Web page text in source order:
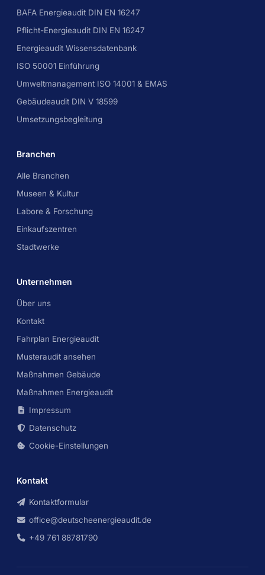
BAFA Energieaudit DIN EN 16247
Pflicht-Energieaudit DIN EN 16247
Energieaudit Wissensdatenbank
ISO 50001 Einführung
Umweltmanagement ISO 14001 & EMAS
Gebäudeaudit DIN V 18599
Umsetzungsbegleitung
Branchen
Alle Branchen
Museen & Kultur
Labore & Forschung
Einkaufszentren
Stadtwerke
Unternehmen
Über uns
Kontakt
Fahrplan Energieaudit
Musteraudit ansehen
Maßnahmen Gebäude
Maßnahmen Energieaudit
Impressum
Datenschutz
Cookie-Einstellungen
Kontakt
Kontaktformular
office@deutscheenergieaudit.de
+49 761 88781790